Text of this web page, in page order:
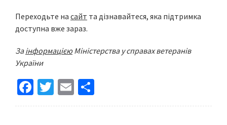
Переходьте на сайт та дізнавайтеся, яка підтримка
доступна вже зараз.
ЗаінформацієюМіністерства у справах ветеранів
України
Fa
ce
T
wi
E
m h